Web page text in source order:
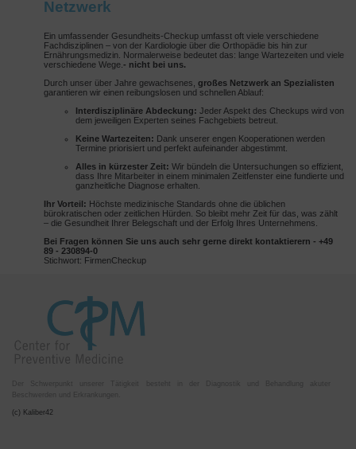
Netzwerk
Ein umfassender Gesundheits-Checkup umfasst oft viele verschiedene
Fachdisziplinen – von der Kardiologie über die Orthopädie bis hin zur
Ernährungsmedizin. Normalerweise bedeutet das: lange Wartezeiten und viele
verschiedene Wege. - nicht bei uns.
Durch unser über Jahre gewachsenes, großes Netzwerk an Spezialisten
garantieren wir einen reibungslosen und schnellen Ablauf:
Interdisziplinäre Abdeckung: Jeder Aspekt des Checkups wird von
dem jeweiligen Experten seines Fachgebiets betreut.
Keine Wartezeiten: Dank unserer engen Kooperationen werden
Termine priorisiert und perfekt aufeinander abgestimmt.
Alles in kürzester Zeit: Wir bündeln die Untersuchungen so effizient,
dass Ihre Mitarbeiter in einem minimalen Zeitfenster eine fundierte und
ganzheitliche Diagnose erhalten.
Ihr Vorteil: Höchste medizinische Standards ohne die üblichen
bürokratischen oder zeitlichen Hürden. So bleibt mehr Zeit für das, was zählt
– die Gesundheit Ihrer Belegschaft und der Erfolg Ihres Unternehmens.
Bei Fragen können Sie uns auch sehr gerne direkt kontaktierern - +49
89 - 230894-0
Stichwort: FirmenCheckup
Der Schwerpunkt unserer Tätigkeit besteht in der Diagnostik und Behandlung akuter
Beschwerden und Erkrankungen.
(c) Kaliber42